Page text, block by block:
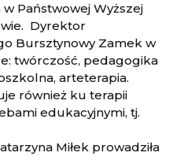
Państwowej Wyższej
Dyrektor
Bursztynowy Zamek w
twórczość, pedagogika
arteterapia.
również ku terapii
edukacyjnymi, tj.
Miłek prowadziła